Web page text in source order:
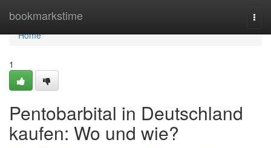
bookmarkstime
Home
Home
1
Pentobarbital in Deutschland
kaufen: Wo und wie?